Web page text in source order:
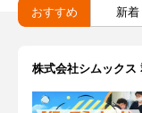
おすすめ 新着
株式会社シムックス